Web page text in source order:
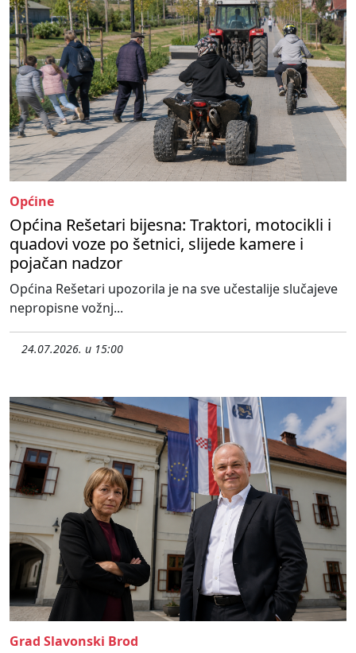
Općine
Općina Rešetari bijesna: Traktori, motocikli i
quadovi voze po šetnici, slijede kamere i
pojačan nadzor
Općina Rešetari upozorila je na sve učestalije slučajeve
nepropisne vožnj...
24.07.2026. u 15:00
Grad Slavonski Brod